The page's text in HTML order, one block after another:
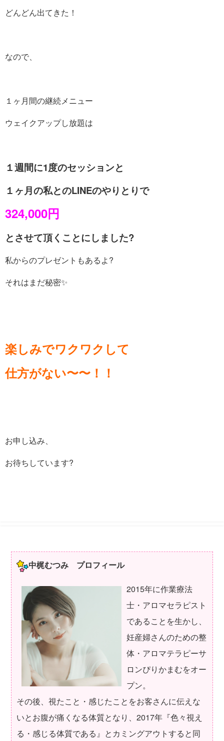
どんどん出てきた！
なので、
１ヶ月間の継続メニュー
ウェイクアップし放題は
１週間に1度のセッションと
１ヶ月の私とのLINEのやりとりで
324,000円
とさせて頂くことにしました?
私からのプレゼントもあるよ?
それはまだ秘密✨
楽しみでワクワクして
仕方がない〜〜！！
お申し込み、
お待ちしています?
中梶むつみ プロフィール
2015年に作業療法
士・アロマセラピスト
であることを生かし、
妊産婦さんのための整
体・アロマテラピーサ
ロンぴりかまむをオー
プン。
その後、視たこと・感じたことをお客さんに伝えな
いとお腹が痛くなる体質となり、2017年『色々視え
る・感じる体質である』とカミングアウトすると同